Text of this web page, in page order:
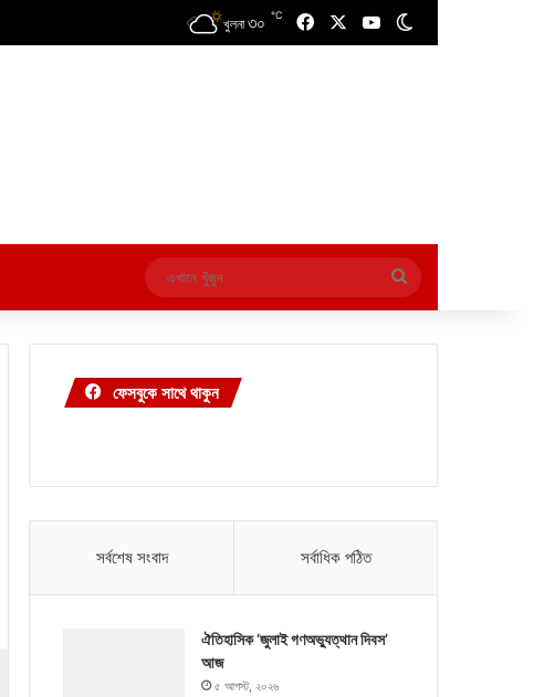
খুলনা ৩০ ℃ FacebookYouTube
এখানে
খুঁজুন
ফেসবুকে সাথে থাকুন
সর্বশেষ সংবাদ সর্বাধিক পঠিত
ঐতিহাসিক ‘জুলাই গণঅভ্যুত্থান দিবস’
আজ
৫ আগস্ট, ২০২৬